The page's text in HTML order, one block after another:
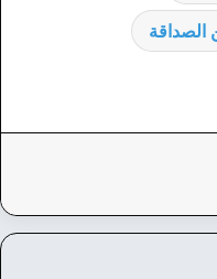
الصداقة